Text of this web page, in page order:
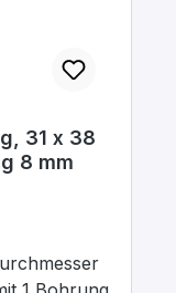
31 x 38
8 mm